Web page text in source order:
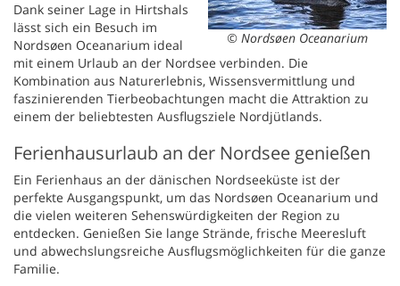
© Nordsøen Oceanarium
Dank seiner Lage in Hirtshals
lässt sich ein Besuch im
Nordsøen Oceanarium ideal
mit einem Urlaub an der Nordsee verbinden. Die
Kombination aus Naturerlebnis, Wissensvermittlung und
faszinierenden Tierbeobachtungen macht die Attraktion zu
einem der beliebtesten Ausflugsziele Nordjütlands.
Ferienhausurlaub an der Nordsee genießen
Ein Ferienhaus an der dänischen Nordseeküste ist der
perfekte Ausgangspunkt, um das Nordsøen Oceanarium und
die vielen weiteren Sehenswürdigkeiten der Region zu
entdecken. Genießen Sie lange Strände, frische Meeresluft
und abwechslungsreiche Ausflugsmöglichkeiten für die ganze
Familie.